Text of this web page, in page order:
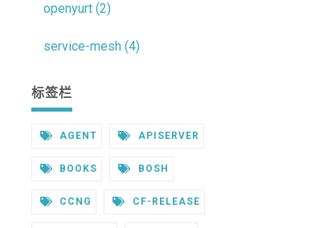
openyurt (2)
service-mesh (4)
标签栏
AGENT APISERVER
BOOKS BOSH
CCNG CF-RELEASE